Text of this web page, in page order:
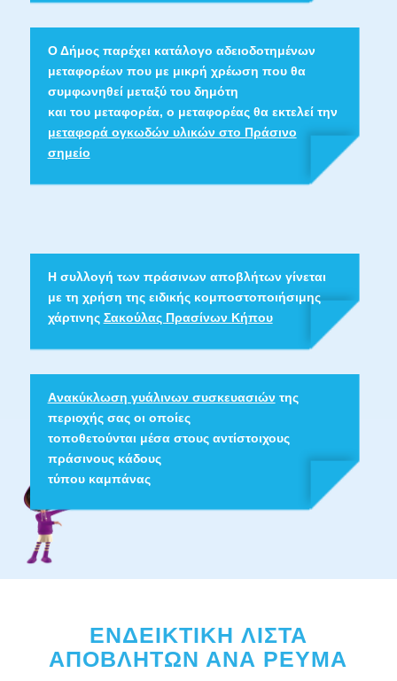
Ο Δήμος παρέχει κατάλογο αδειοδοτημένων
μεταφορέων που με μικρή χρέωση που θα
συμφωνηθεί μεταξύ του δημότη
και του μεταφορέα, ο μεταφορέας θα εκτελεί την
μεταφορά ογκωδών υλικών στο Πράσινο
σημείο
Η συλλογή των πράσινων αποβλήτων γίνεται
με τη χρήση της ειδικής κομποστοποιήσιμης
χάρτινης Σακούλας Πρασίνων Κήπου
Aνακύκλωση γυάλινων συσκευασιώντης
περιοχής σας οι οποίες
τοποθετούνται μέσα στους αντίστοιχους
πράσινους κάδους
τύπου καμπάνας
ΕΝΔΕΙΚΤΙΚH ΛIΣΤΑ
ΑΠΟΒΛHΤΩΝ ΑΝΑ ΡΕYΜΑ